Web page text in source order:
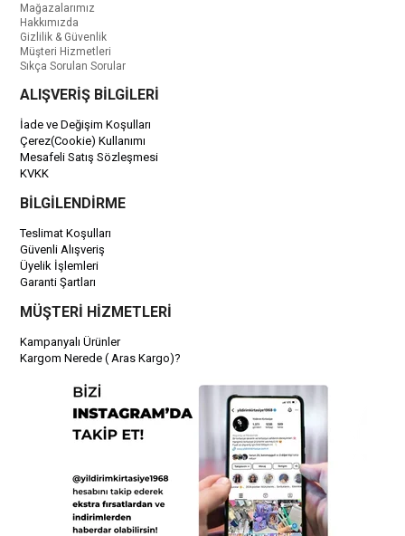
Mağazalarımız
Hakkımızda
Gizlilik & Güvenlik
Müşteri Hizmetleri
Sıkça Sorulan Sorular
ALIŞVERİŞ BİLGİLERİ
İade ve Değişim Koşulları
Çerez(Cookie) Kullanımı
Mesafeli Satış Sözleşmesi
KVKK
BİLGİLENDİRME
Teslimat Koşulları
Güvenli Alışveriş
Üyelik İşlemleri
Garanti Şartları
MÜŞTERİ HİZMETLERİ
Kampanyalı Ürünler
Kargom Nerede ( Aras Kargo)?